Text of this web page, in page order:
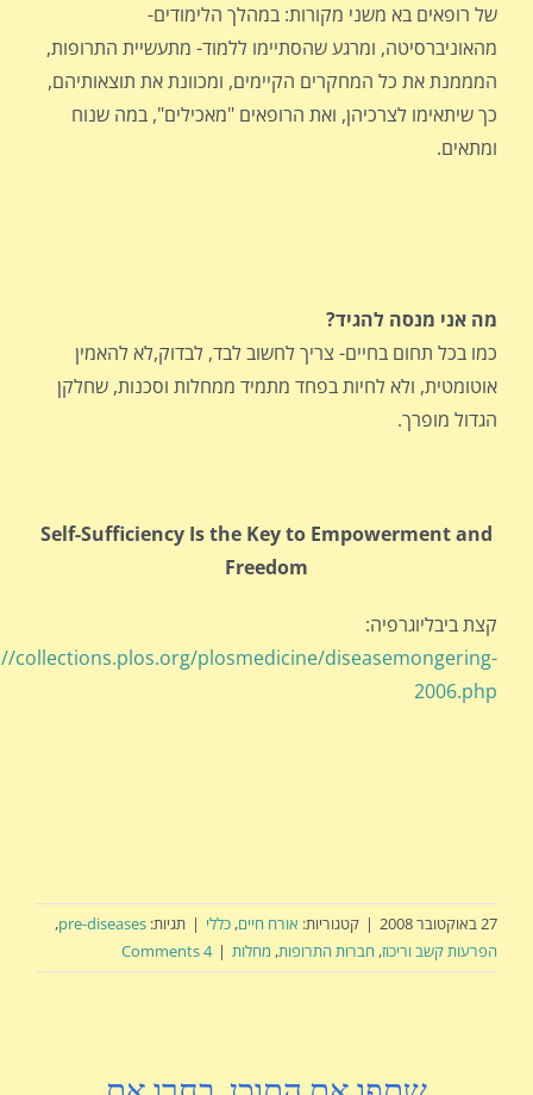
של רופאים בא משני מקורות: במהלך הלימודים-
מהאוניברסיטה, ומרגע שהסתיימו ללמוד- מתעשיית התרופות,
המממנת את כל המחקרים הקיימים, ומכוונת את תוצאותיהם,
כך שיתאימו לצרכיהן, ואת הרופאים "מאכילים", במה שנוח
ומתאים.
מה אני מנסה להגיד?
כמו בכל תחום בחיים- צריך לחשוב לבד, לבדוק,לא להאמין
אוטומטית, ולא לחיות בפחד מתמיד ממחלות וסכנות, שחלקן
הגדול מופרך.
Self-Sufficiency Is the Key to Empowerment and
Freedom
קצת ביבליוגרפיה:
collections.plos.org/plosmedicine/diseasemongering-
2006.php
27 באוקטובר 2008 | קטגוריות: אורח חיים, כללי | תגיות: pre-diseases
,
הפרעות קשב וריכוז, חברות התרופות, מחלות |
4 Comments